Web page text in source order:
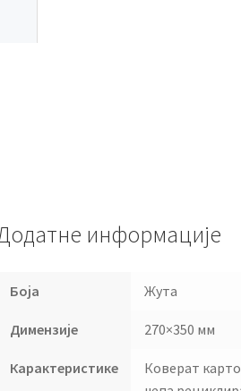
информације
Боја Жута
Димензије 270×350 мм
Карактеристике
Коверат